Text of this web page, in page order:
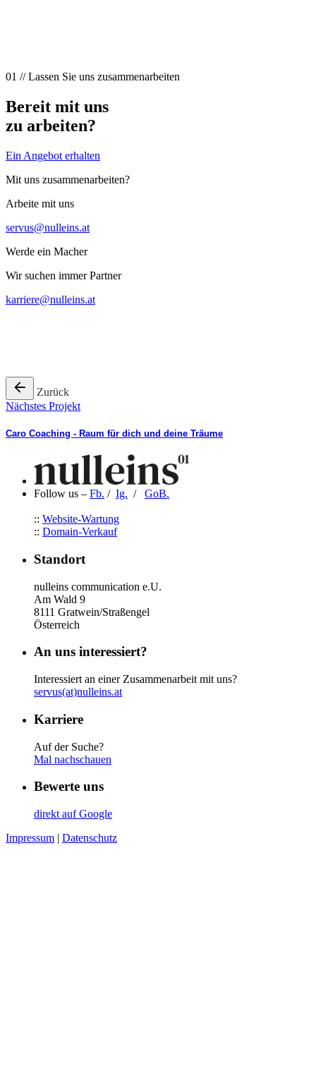
01 // Lassen Sie uns zusammenarbeiten
Bereit mit uns
zu arbeiten?
Ein Angebot erhalten
Mit uns zusammenarbeiten?
Arbeite mit uns
servus@nulleins.at
Werde ein Macher
Wir suchen immer Partner
karriere@nulleins.at
Zurück
Nächstes Projekt
Caro Coaching - Raum für dich und deine Träume
Follow us – Fb. / Ig. / GoB.
:: Website-Wartung
:: Domain-Verkauf
Standort
nulleins communication e.U.
Am Wald 9
8111 Gratwein/Straßengel
Österreich
An uns interessiert?
Interessiert an einer Zusammenarbeit mit uns?
servus(at)nulleins.at
Karriere
Auf der Suche?
Mal nachschauen
Bewerte uns
direkt auf Google
Impressum | Datenschutz